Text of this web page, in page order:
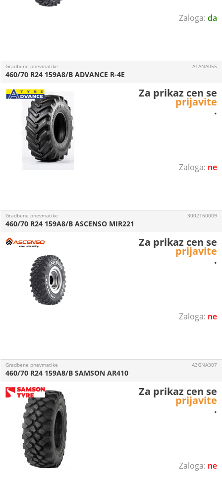
da
ne
Gradbene pnevmatike
460/70 R24 159A8/B ADVANCE R-4E
A1ANA055
Za prikaz cen se
prijavite
.
ne
Gradbene pnevmatike
460/70 R24 159A8/B ASCENSO MIR221
3002160009
Za prikaz cen se
prijavite
.
ne
Gradbene pnevmatike
460/70 R24 159A8/B SAMSON AR410
A3GNA307
Za prikaz cen se
prijavite
.